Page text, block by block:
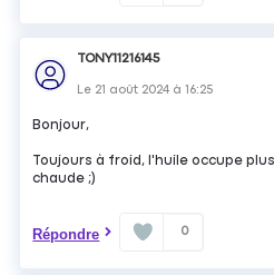
TONY11216145
Le 21 août 2024 à16:25
Bonjour,
Toujours à froid, l'huile occupe
chaude ;)
Répondre 0